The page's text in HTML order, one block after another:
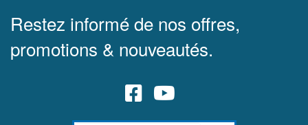
Restez informé de nos offres,
promotions & nouveautés.